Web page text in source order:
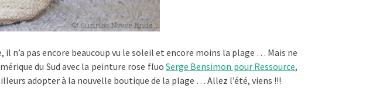
n’a pas encore beaucoup vu le soleil et encore moins la plage … Mais ne
du Sud avec la peinture rose fluo Serge Bensimon pour Ressource,
adopter à la nouvelle boutique de la plage … Allez l’été, viens !!!